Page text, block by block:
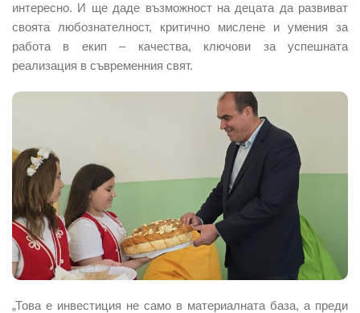
интересно. И ще даде възможност на децата да развиват
своята любознателност, критично мислене и умения за
работа в екип – качества, ключови за успешната
реализация в съвременния свят.
„Това е инвестиция не само в материалната база, а преди